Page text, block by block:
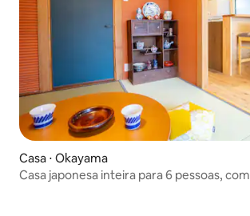
Casa ⋅ Okayama
Casa japonesa inteira para 6 pessoas, com